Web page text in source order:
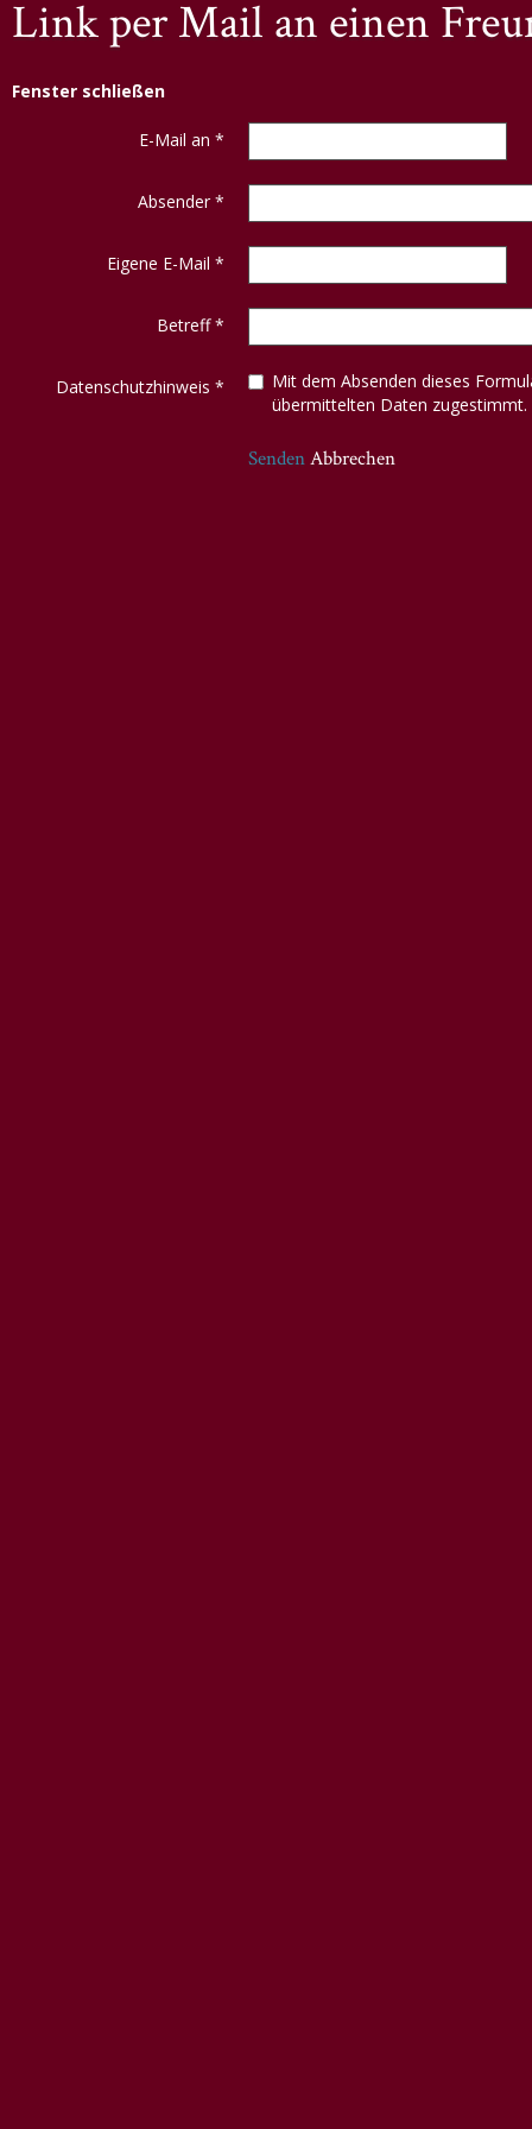
Link per Mail an einen
Fenster schließen
E-Mail an *
Absender*
Eigene E-Mail *
Betreff*
Datenschutzhinweis *
Mit dem Absenden dieses
übermittelten Daten zugestimmt.
SendenAbbrechen